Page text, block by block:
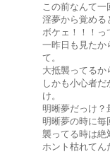
この前なんて一
淫夢から覚める
ボケェ！！！っ
一昨日も見たか
て。
大抵襲ってるか
しかも小心者
け。
明晰夢だっけ？
明晰夢の時に毎
襲ってる時は絶
ホント枯れてん